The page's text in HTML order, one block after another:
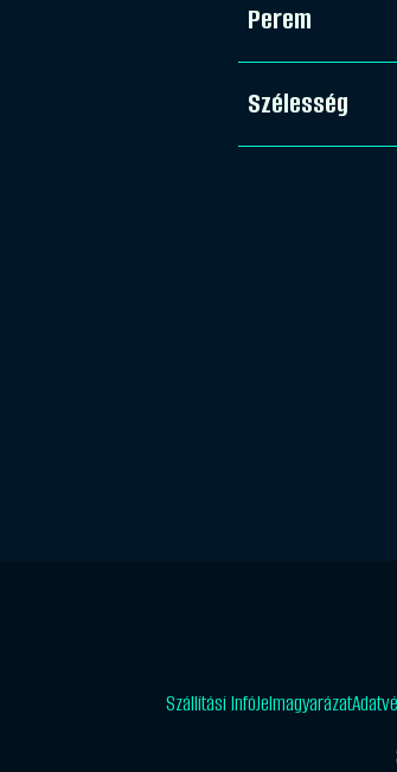
Perem
Szélesség
Szállítási InfóJelmagyarázat